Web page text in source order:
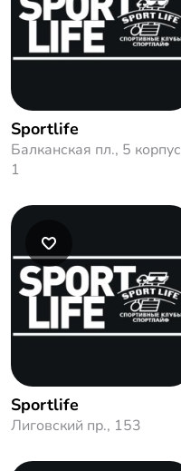
Sportlife
Балканская пл., 5 корпус
1
Sportlife
Лиговский пр., 153